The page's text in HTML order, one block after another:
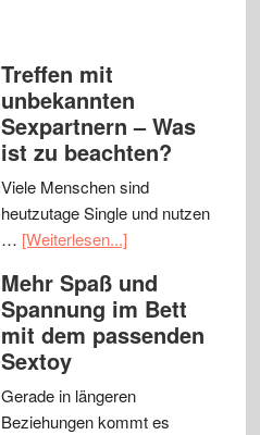
Treffen mit
unbekannten
Sexpartnern – Was
ist zu beachten?
Viele Menschen sind
heutzutage Single und nutzen
… [Weiterlesen...]
Mehr Spaß und
Spannung im Bett
mit dem passenden
Sextoy
Gerade in längeren
Beziehungen kommt es